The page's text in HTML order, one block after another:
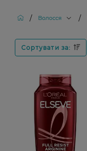
/ Волосся /
Сортувати за: